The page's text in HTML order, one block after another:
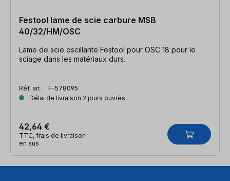
Festool lame de scie carbure MSB
40/32/HM/OSC
Lame de scie oscillante Festool pour OSC 18 pour le
sciage dans les matériaux durs.
Réf. art. : F-578095
Délai de livraison 2 jours ouvrés
42,64 €
TTC, frais de livraison
en sus